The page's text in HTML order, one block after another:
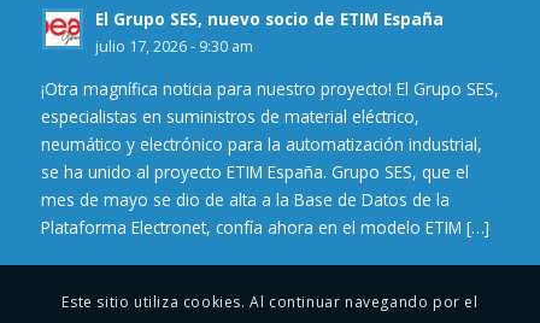
El Grupo SES, nuevo socio de ETIM España
julio 17, 2026 - 9:30 am
¡Otra magnífica noticia para nuestro proyecto! El Grupo SES,
especialistas en suministros de material eléctrico,
neumático y electrónico para la automatización industrial,
se ha unido al proyecto ETIM España. Grupo SES, que el
mes de mayo se dio de alta a la Base de Datos de la
Plataforma Electronet, confía ahora en el modelo ETIM […]
Este sitio utiliza cookies. Al continuar navegando por el